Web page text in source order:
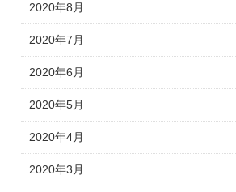
2020年8月
2020年7月
2020年6月
2020年5月
2020年4月
2020年3月